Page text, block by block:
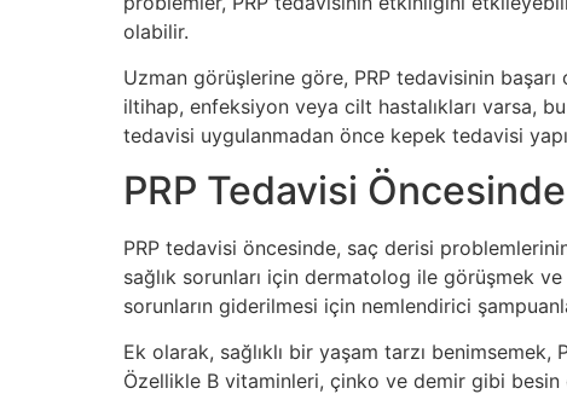
olabilir.
Uzman görüşlerine göre, PRP tedavisinin
iltihap, enfeksiyon veya cilt hastalıkları varsa,
tedavisi uygulanmadan önce kepek tedavisi
PRP Tedavisi
PRP tedavisi öncesinde, saç derisi
sağlık sorunları için dermatolog ile görüşmek
sorunların giderilmesi için nemlendirici
Ek olarak, sağlıklı bir yaşam tarzı benimsemek,
Özellikle B vitaminleri, çinko ve demir gibi besin